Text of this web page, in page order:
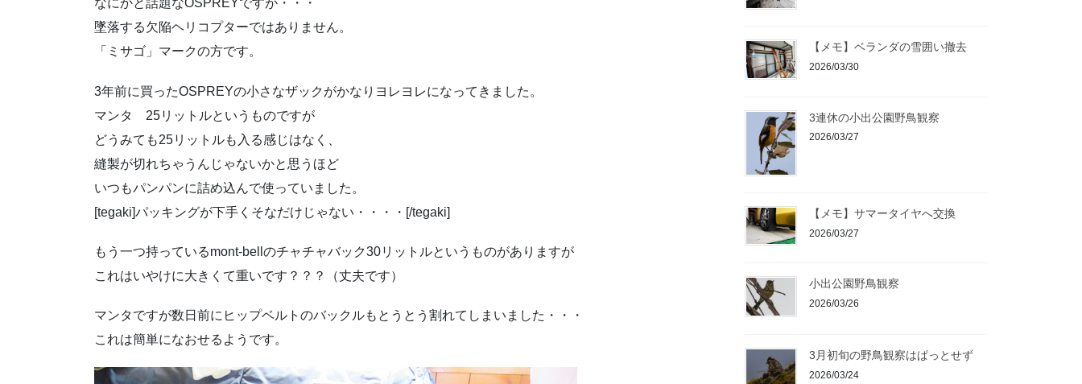
なにかと話題なOSPREYですが・・・
墜落する欠陥ヘリコプターではありません。
「ミサゴ」マークの方です。
3年前に買ったOSPREYの小さなザックがかなりヨレヨレになってきました。
マンタ 25リットルというものですが
どうみても25リットルも入る感じはなく、
縫製が切れちゃうんじゃないかと思うほど
いつもパンパンに詰め込んで使っていました。
[tegaki]パッキングが下手くそなだけじゃない・・・・[/tegaki]
もう一つ持っているmont-bellのチャチャバック30リットルというものがありますが
これはいやけに大きくて重いです？？？（丈夫です）
マンタですが数日前にヒップベルトのバックルもとうとう割れてしまいました・・・
これは簡単になおせるようです。
【メモ】ベランダの雪囲い撤去
2026/03/30
3連休の小出公園野鳥観察
2026/03/27
【メモ】サマータイヤへ交換
2026/03/27
小出公園野鳥観察
2026/03/26
3月初旬の野鳥観察はぱっとせず
2026/03/24